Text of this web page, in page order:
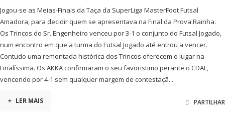
Jogou-se as Meias-Finais da Taça da SuperLiga MasterFoot Futsal
Amadora, para decidir quem se apresentava na Final da Prova Rainha.
Os Trincos do Sr. Engenheiro venceu por 3-1 o conjunto do Futsal Jogado,
num encontro em que a turma do Futsal Jogado até entrou a vencer.
Contudo uma remontada histórica dos Trincos oferecem o lugar na
Finalíssima. Os AKKA confirmaram o seu favoristimo perante o CDAL,
vencendo por 4-1 sem qualquer margem de contestaçã...
+ LER MAIS PARTILHAR